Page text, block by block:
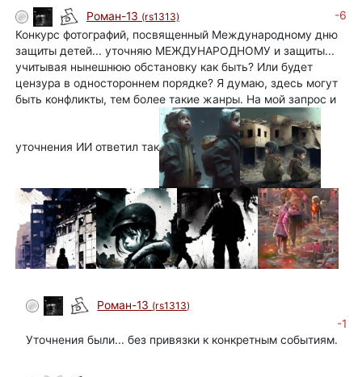
Роман-13 (rs1313)
-6
Конкурс фотографий, посвященный Международному дню
защиты детей... уточняю МЕЖДУНАРОДНОМУ и защиты...
учитывая нынешнюю обстановку как быть? Или будет
цензура в одностороннем порядке? Я думаю, здесь могут
быть конфликты, тем более такие жанры. На мой запрос и
уточнения ИИ ответил так
Роман-13 (rs1313)
-1
Уточнения были... без привязки к конкретным событиям.